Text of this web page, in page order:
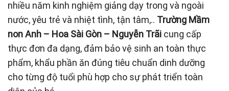
nhiều năm kinh nghiệm giảng dạy trong và ngoài
nước, yêu trẻ và nhiệt tình, tận tâm,.. Trường Mầm
non Anh – Hoa Sài Gòn – Nguyễn Trãi cung cấp
thực đơn đa dạng, đảm bảo vệ sinh an toàn thực
phẩm, khẩu phần ăn đúng tiêu chuẩn dinh dưỡng
cho từng độ tuổi phù hợp cho sự phát triển toàn